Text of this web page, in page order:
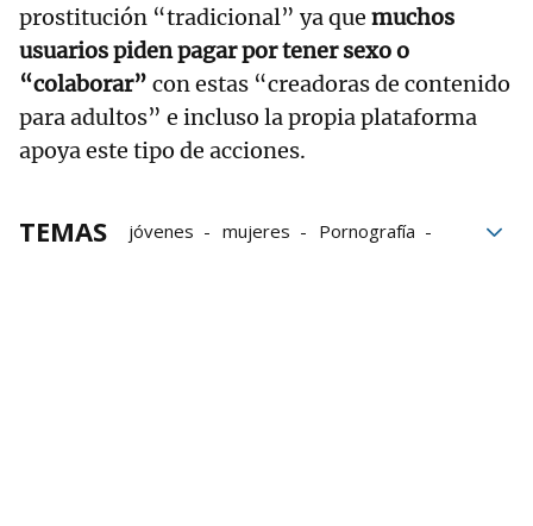
prostitución “tradicional” ya que muchos
usuarios piden pagar por tener sexo o
“colaborar” con estas “creadoras de contenido
para adultos” e incluso la propia plataforma
apoya este tipo de acciones.
TEMAS jóvenes mujeres
Pornografía